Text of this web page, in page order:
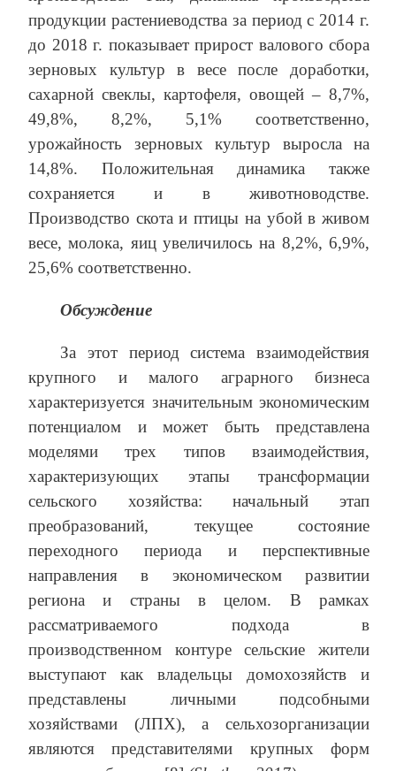
продукции растениеводства за период с 2014 г.
до 2018 г. показывает прирост валового сбора
зерновых культур в весе после доработки,
сахарной свеклы, картофеля, овощей – 8,7%,
49,8%, 8,2%, 5,1% соответственно,
урожайность зерновых культур выросла на
14,8%. Положительная динамика также
сохраняется и в животноводстве.
Производство скота и птицы на убой в живом
весе, молока, яиц увеличилось на 8,2%, 6,9%,
25,6% соответственно.
Обсуждение
За этот период система взаимодействия
крупного и малого аграрного бизнеса
характеризуется значительным экономическим
потенциалом и может быть представлена
моделями трех типов взаимодействия,
характеризующих этапы трансформации
сельского хозяйства: начальный этап
преобразований, текущее состояние
переходного периода и перспективные
направления в экономическом развитии
региона и страны в целом. В рамках
рассматриваемого подхода в
производственном контуре сельские жители
выступают как владельцы домохозяйств и
представлены личными подсобными
хозяйствами (ЛПХ), а сельхозорганизации
являются представителями крупных форм